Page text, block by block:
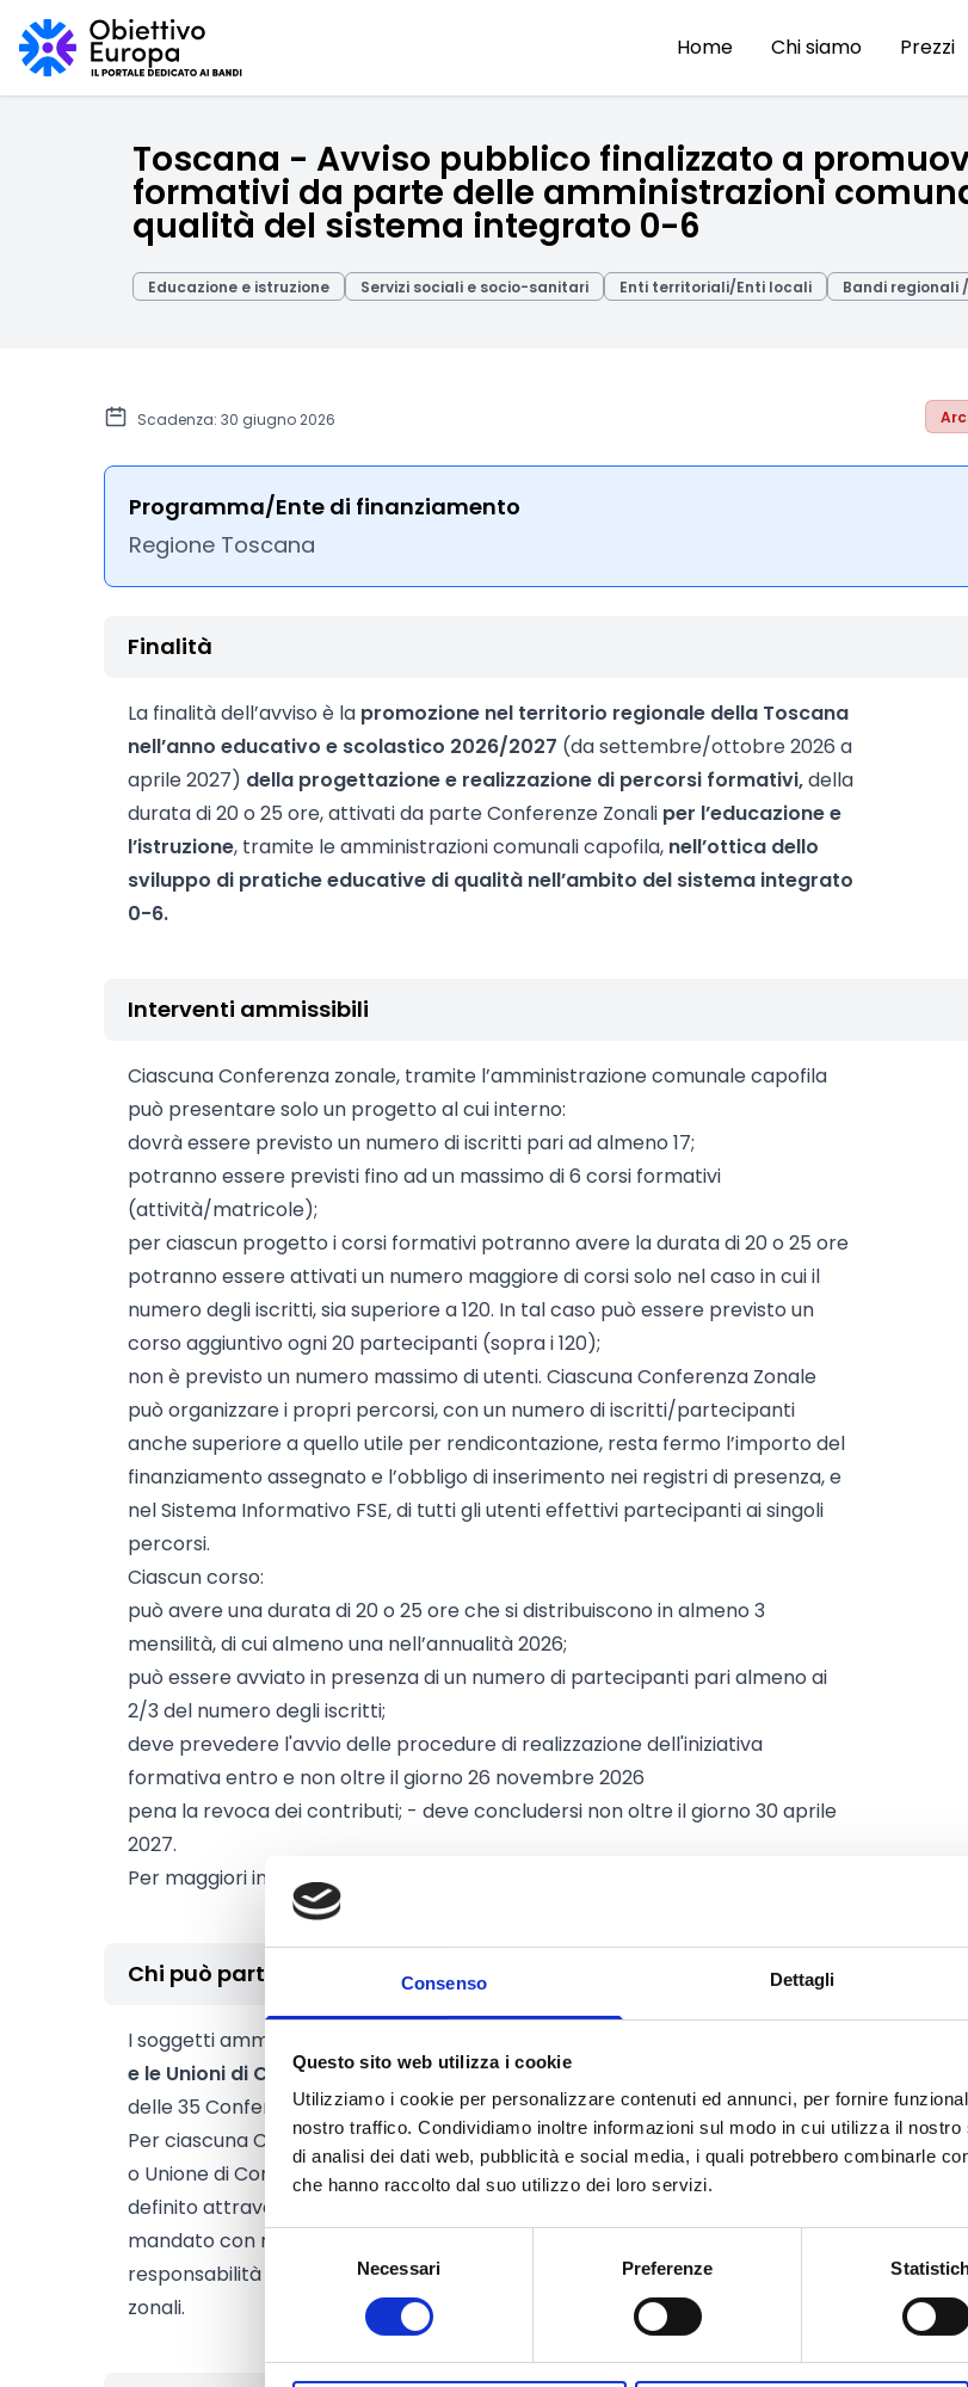
Consenso Dettagli
Questo sito web utilizza i cookie
Utilizziamo i cookie per personalizzare contenuti ed annunci, per fornire
nostro traffico. Condividiamo inoltre informazioni sul modo in cui utilizza il
di analisi dei dati web, pubblicità e social media, i quali potrebbero combinarle
che hanno raccolto dal suo utilizzo dei loro servizi.
Selezione
Necessari Preferenze
Home Chi siamo Prezzi
Toscana - Avviso pubblico finalizzato a
formativi da parte delle amministrazioni
qualità del sistema integrato 0-6
Educazione e istruzione Servizi sociali e socio-sanitari Enti territoriali/Enti locali Bandi regionali
Scadenza: 30 giugno 2026
Programma/Ente di finanziamento
Regione Toscana
Finalità
La finalità dell’avviso è la promozione nel territorio regionale della Toscana
nell’anno educativo e scolastico 2026/2027 (da settembre/ottobre 2026 a
aprile 2027) della progettazione e realizzazione di percorsi formativi,della
durata di 20 o 25 ore, attivati da parte Conferenze Zonali per l’educazione e
l’istruzione, tramite le amministrazioni comunali capofila, nell’ottica dello
sviluppo di pratiche educative di qualità nell’ambito del sistema integrato
0-6.
Interventi ammissibili
Ciascuna Conferenza zonale, tramite l’amministrazione comunale capofila
può presentare solo un progetto al cui interno:
dovrà essere previsto un numero di iscritti pari ad almeno 17;
potranno essere previsti fino ad un massimo di 6 corsi formativi
(attività/matricole);
per ciascun progetto i corsi formativi potranno avere la durata di 20 o 25 ore
potranno essere attivati un numero maggiore di corsi solo nel caso in cui il
numero degli iscritti, sia superiore a 120. In tal caso può essere previsto un
corso aggiuntivo ogni 20 partecipanti (sopra i 120);
non è previsto un numero massimo di utenti. Ciascuna Conferenza Zonale
può organizzare i propri percorsi, con un numero di iscritti/partecipanti
anche superiore a quello utile per rendicontazione, resta fermo l’importo del
finanziamento assegnato e l’obbligo di inserimento nei registri di presenza, e
nel Sistema Informativo FSE, di tutti gli utenti effettivi partecipanti ai singoli
percorsi.
Ciascun corso:
può avere una durata di 20 o 25 ore che si distribuiscono in almeno 3
mensilità, di cui almeno una nell’annualità 2026;
può essere avviato in presenza di un numero di partecipanti pari almeno ai
2/3 del numero degli iscritti;
deve prevedere l'avvio delle procedure di realizzazione dell'iniziativa
formativa entro e non oltre il giorno 26 novembre 2026
pena la revoca dei contributi; - deve concludersi non oltre il giorno 30 aprile
2027.
Per maggiori informazioni consultare l’articolo 9 del bando.
Chi può partecipare
I soggetti ammessi alla presentazione dei progetti alla Regione sono i
e le Unioni di Comunicapofila degli enti del territorio afferenti a ciascuna
delle 35 Conferenze zonali per l’educazione e l’istruzione della Toscana.
Per ciascuna Conferenza Zonale viene individuato come capofila un Comune
o Unione di Comuni tra gli enti del territorio afferenti alla zona medesima,
definito attraverso un atto della Conferenza zonale, con cui si conferisce
mandato con rappresentanza ai fini della partecipazione all’avviso, della
responsabilità sulla gestione delle risorse e sulla realizzazione delle attività
zonali.